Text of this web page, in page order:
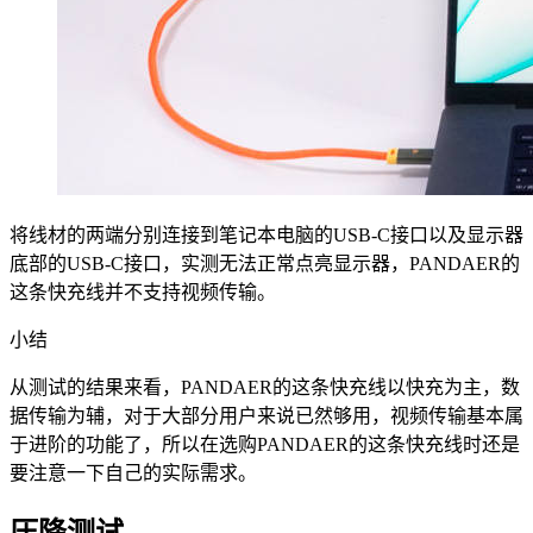
将线材的两端分别连接到笔记本电脑的USB-C接口以及显示器
底部的USB-C接口，实测无法正常点亮显示器，PANDAER的
这条快充线并不支持视频传输。
小结
从测试的结果来看，PANDAER的这条快充线以快充为主，数
据传输为辅，对于大部分用户来说已然够用，视频传输基本属
于进阶的功能了，所以在选购PANDAER的这条快充线时还是
要注意一下自己的实际需求。